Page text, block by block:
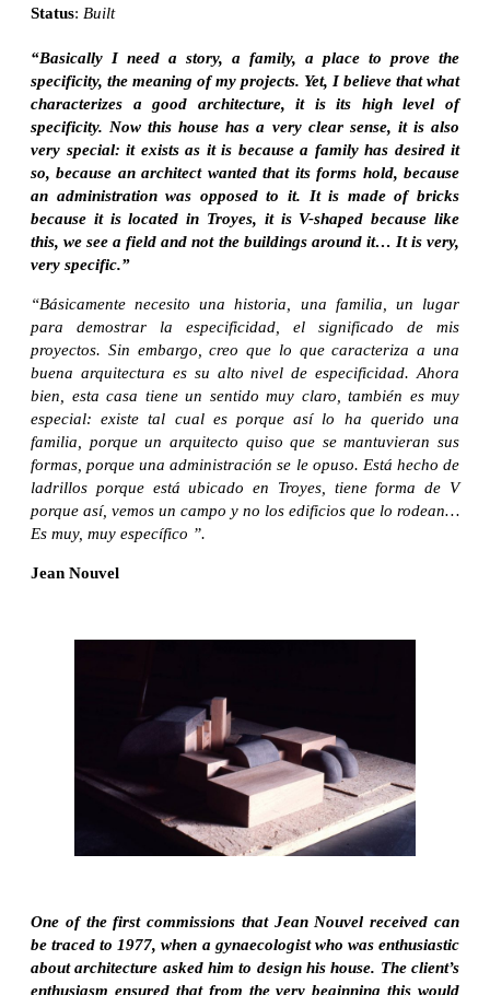
Status: Built
“Basically I need a story, a family, a place to prove the
specificity, the meaning of my projects. Yet, I believe that what
characterizes a good architecture, it is its high level of
specificity. Now this house has a very clear sense, it is also
very special: it exists as it is because a family has desired it
so, because an architect wanted that its forms hold, because
an administration was opposed to it. It is made ​​of bricks
because it is located in Troyes, it is V-shaped because like
this, we see a field and not the buildings around it… It is very,
very specific.”
“Básicamente necesito una historia, una familia, un lugar
para demostrar la especificidad, el significado de mis
proyectos. Sin embargo, creo que lo que caracteriza a una
buena arquitectura es su alto nivel de especificidad. Ahora
bien, esta casa tiene un sentido muy claro, también es muy
especial: existe tal cual es porque así lo ha querido una
familia, porque un arquitecto quiso que se mantuvieran sus
formas, porque una administración se le opuso. Está hecho de
ladrillos porque está ubicado en Troyes, tiene forma de V
porque así, vemos un campo y no los edificios que lo rodean…
Es muy, muy específico ”.
Jean Nouvel
One of the first commissions that Jean Nouvel received can
be traced to 1977, when a gynaecologist who was enthusiastic
about architecture asked him to design his house. The client’s
enthusiasm ensured that from the very beginning this would